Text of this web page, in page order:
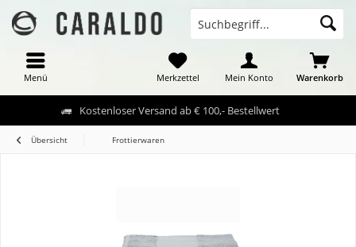
Kostenloser Versand ab € 100,- Bestellwert
Menü Warenkorb
Merkzettel Mein Konto
Übersicht Frottierwaren